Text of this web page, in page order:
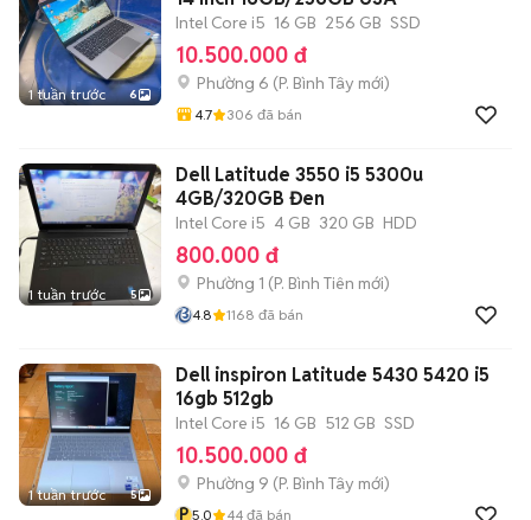
1 tuần trước 6
Intel Core i5 16 GB 256 GB SSD
10.500.000 đ
Phường 6 (P. Bình Tây mới)
4.7 306 đã bán
1 tuần trước 5
Dell Latitude 3550 i5 5300u
4GB/320GB Đen
Intel Core i5 4 GB 320 GB HDD
800.000 đ
Phường 1 (P. Bình Tiên mới)
4.8 1168 đã bán
1 tuần trước 5
Dell inspiron Latitude 5430 5420 i5
16gb 512gb
Intel Core i5 16 GB 512 GB SSD
10.500.000 đ
Phường 9 (P. Bình Tây mới)
P 5.0 44 đã bán